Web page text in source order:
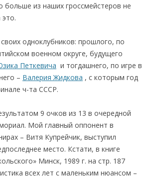
больше из наших гроссмейстеров не
одноклубников: прошлого, по
военном округе, будущего
Петкевича и тогдашнего, по игре в
– Валерия Жидкова , с которым год
ч-та СССР.
9 очков из 13 в очередной
Мой главный оппонент в
– Витя Купрейчик, выступил
место. Кстати, в книге
Минск, 1989 г. на стр. 187
всех лет с маленьким нюансом –